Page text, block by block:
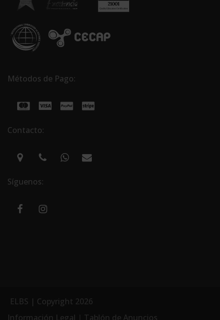
Métodos de Pago:
Contacto:
Síguenos:
ELBS | Copyright 2026
Información Legal
Tablón de Anuncios